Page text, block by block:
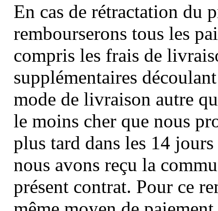
En cas de rétractation du
rembourserons tous les
compris les frais de
supplémentaires
mode de livraison autre
le moins cher que nous
plus tard dans les 14
nous avons reçu la
présent contrat. Pour ce